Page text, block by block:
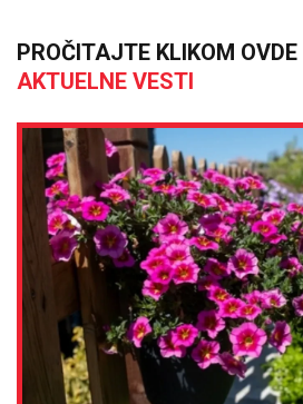
PROČITAJTE KLIKOM OVDE
AKTUELNE VESTI